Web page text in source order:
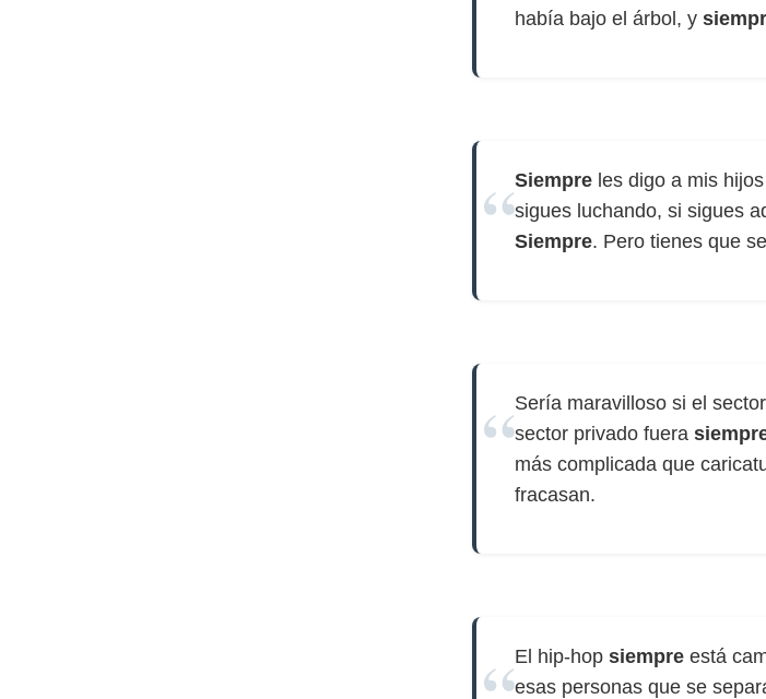
había bajo el árbol, y
Siempre les digo a mis
sigues luchando, si sigues
Siempre. Pero tienes que
Sería maravilloso si el
sector privado fuera
más complicada que
fracasan.
El hip-hop siempre está
esas personas que se